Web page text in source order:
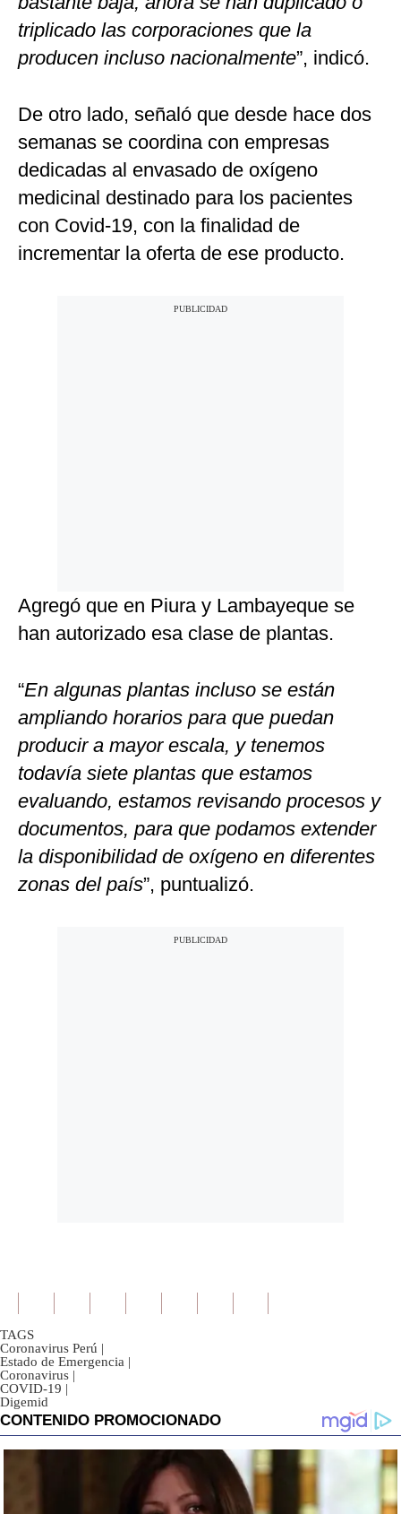
triplicado las corporaciones que la
producen incluso nacionalmente”, indicó.
De otro lado, señaló que desde hace dos
semanas se coordina con empresas
dedicadas al envasado de oxígeno
medicinal destinado para los pacientes
con Covid-19, con la finalidad de
incrementar la oferta de ese producto.
Agregó que en Piura y Lambayeque se
han autorizado esa clase de plantas.
“En algunas plantas incluso se están
ampliando horarios para que puedan
producir a mayor escala, y tenemos
todavía siete plantas que estamos
evaluando, estamos revisando procesos y
documentos, para que podamos extender
la disponibilidad de oxígeno en diferentes
zonas del país”, puntualizó.
TAGS
Coronavirus Perú |
Estado de Emergencia |
Coronavirus |
COVID-19 |
Digemid